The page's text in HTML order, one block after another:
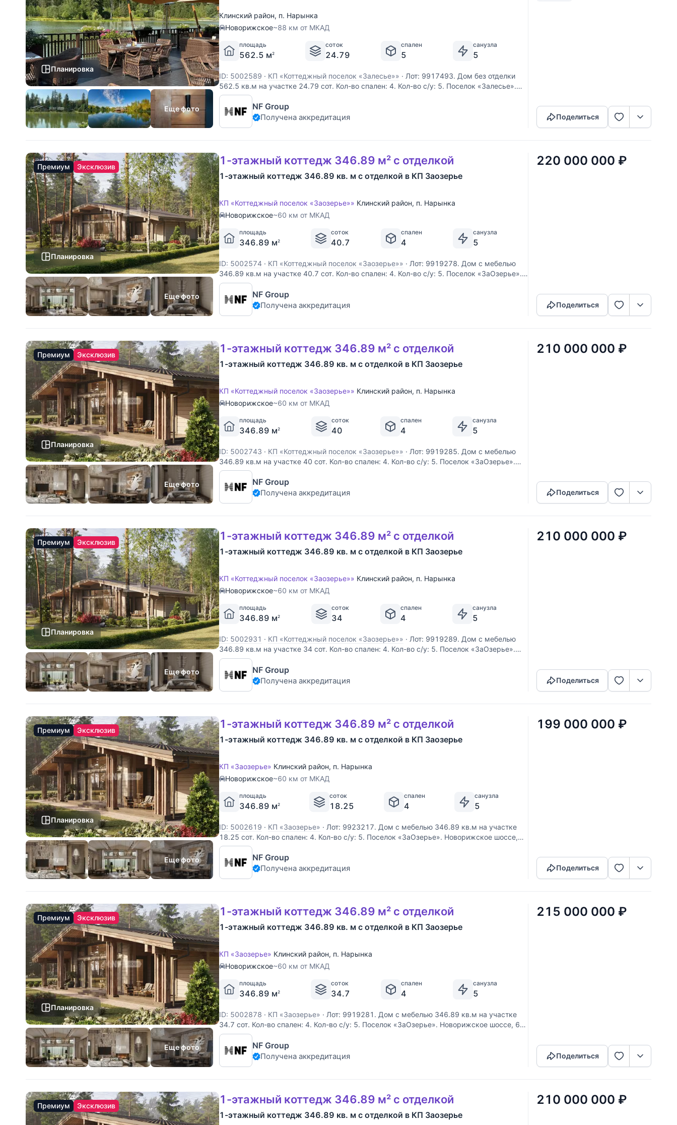
Планировка
Еще фото
Клинский район, п. Нарынка
Новорижское~88 км от МКАД
площадь
562.5 м2
соток
24.79
спален
5
санузла
5
ID: 5002589 · КП «Коттеджный поселок «Залесье»» · Лот: 9917493. Дом без отделки
562.5 кв.м на участке 24.79 cот. Кол-во спален: 4. Кол-во с/у: 5. Поселок «Залесье».
Новорижское шоссе, 88 км от МКАД. Без комиссии для покупателя. Резиденция
выполнена из клееного бруса. • Выбранная монолитная плита
NF Group
Получена аккредитация Поделиться
Премиум Эксклюзив
Планировка
Еще фото
1-этажный коттедж 346.89 м² с отделкой
1-этажный коттедж 346.89 кв. м с отделкой в КП Заозерье
КП «Коттеджный поселок «Заозерье»» Клинский район, п. Нарынка
Новорижское~60 км от МКАД
площадь
346.89 м2
соток
40.7
спален
4
санузла
5
ID: 5002574 · КП «Коттеджный поселок «Заозерье»» · Лот: 9919278. Дом с мебелью
346.89 кв.м на участке 40.7 cот. Кол-во спален: 4. Кол-во с/у: 5. Поселок «ЗаОзерье».
Новорижское шоссе, 60 км от МКАД. Без комиссии для покупателя. Выполненные из
деревянного бруса, увеличенного размера, виллы формируют
NF Group
Получена аккредитация
220 000 000 ₽
Поделиться
Премиум Эксклюзив
Планировка
Еще фото
1-этажный коттедж 346.89 м² с отделкой
1-этажный коттедж 346.89 кв. м с отделкой в КП Заозерье
КП «Коттеджный поселок «Заозерье»» Клинский район, п. Нарынка
Новорижское~60 км от МКАД
площадь
346.89 м2
соток
40
спален
4
санузла
5
ID: 5002743 · КП «Коттеджный поселок «Заозерье»» · Лот: 9919285. Дом с мебелью
346.89 кв.м на участке 40 cот. Кол-во спален: 4. Кол-во с/у: 5. Поселок «ЗаОзерье».
Новорижское шоссе, 60 км от МКАД. Без комиссии для покупателя. Выполненные из
деревянного бруса, увеличенного размера, виллы формируют
NF Group
Получена аккредитация
210 000 000 ₽
Поделиться
Премиум Эксклюзив
Планировка
Еще фото
1-этажный коттедж 346.89 м² с отделкой
1-этажный коттедж 346.89 кв. м с отделкой в КП Заозерье
КП «Коттеджный поселок «Заозерье»» Клинский район, п. Нарынка
Новорижское~60 км от МКАД
площадь
346.89 м2
соток
34
спален
4
санузла
5
ID: 5002931 · КП «Коттеджный поселок «Заозерье»» · Лот: 9919289. Дом с мебелью
346.89 кв.м на участке 34 cот. Кол-во спален: 4. Кол-во с/у: 5. Поселок «ЗаОзерье».
Новорижское шоссе, 60 км от МКАД. Без комиссии для покупателя. Выполненные из
деревянного бруса, увеличенного размера, виллы формируют
NF Group
Получена аккредитация
210 000 000 ₽
Поделиться
Премиум Эксклюзив
Планировка
Еще фото
1-этажный коттедж 346.89 м² с отделкой
1-этажный коттедж 346.89 кв. м с отделкой в КП Заозерье
КП «Заозерье» Клинский район, п. Нарынка
Новорижское~60 км от МКАД
площадь
346.89 м2
соток
18.25
спален
4
санузла
5
ID: 5002619 · КП «Заозерье» · Лот: 9923217. Дом с мебелью 346.89 кв.м на участке
18.25 cот. Кол-во спален: 4. Кол-во с/у: 5. Поселок «ЗаОзерье». Новорижское шоссе,
60 км от МКАД. Без комиссии для покупателя. Выполненные из деревянного бруса,
увеличенного размера, виллы формируют
NF Group
Получена аккредитация
199 000 000 ₽
Поделиться
Премиум Эксклюзив
Планировка
Еще фото
1-этажный коттедж 346.89 м² с отделкой
1-этажный коттедж 346.89 кв. м с отделкой в КП Заозерье
КП «Заозерье» Клинский район, п. Нарынка
Новорижское~60 км от МКАД
площадь
346.89 м2
соток
34.7
спален
4
санузла
5
ID: 5002878 · КП «Заозерье» · Лот: 9919281. Дом с мебелью 346.89 кв.м на участке
34.7 cот. Кол-во спален: 4. Кол-во с/у: 5. Поселок «ЗаОзерье». Новорижское шоссе, 60
км от МКАД. Без комиссии для покупателя. Выполненные из деревянного бруса,
увеличенного размера, виллы формируют
NF Group
Получена аккредитация
215 000 000 ₽
Поделиться
Премиум Эксклюзив 1-этажный коттедж 346.89 м² с отделкой
1-этажный коттедж 346.89 кв. м с отделкой в КП Заозерье
210 000 000 ₽